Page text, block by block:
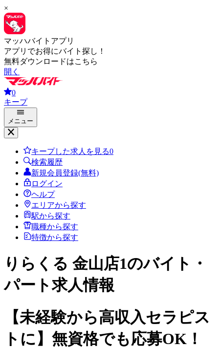
×
マッハバイトアプリ
アプリでお得にバイト探し！
無料ダウンロードはこちら
開く
0
キープ
メニュー
キープした求人を見る0
検索履歴
新規会員登録(無料)
ログイン
ヘルプ
エリアから探す
駅から探す
職種から探す
特徴から探す
りらくる 金山店1のバイト・
パート求人情報
【未経験から高収入セラピス
トに】無資格でも応募OK！